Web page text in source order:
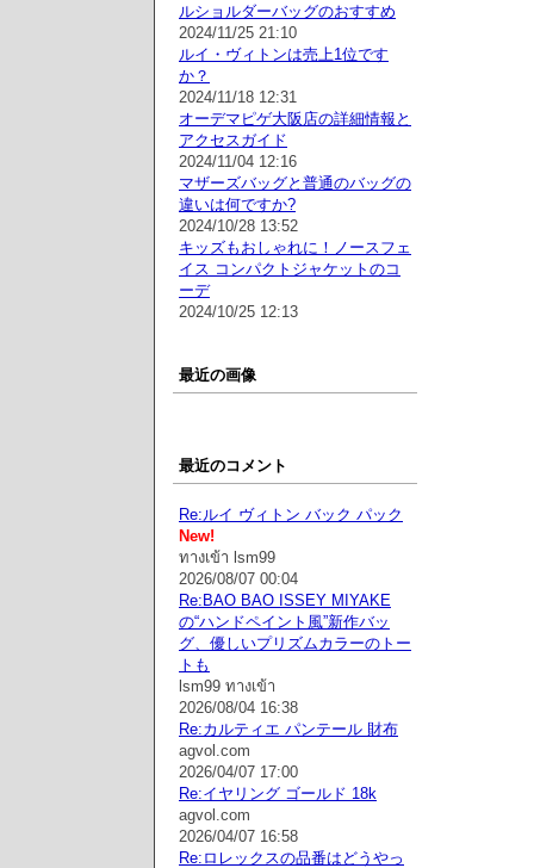
ルショルダーバッグのおすすめ
2024/11/25 21:10
ルイ・ヴィトンは売上1位です
か？
2024/11/18 12:31
オーデマピゲ大阪店の詳細情報と
アクセスガイド
2024/11/04 12:16
マザーズバッグと普通のバッグの
違いは何ですか?
2024/10/28 13:52
キッズもおしゃれに！ノースフェ
イス コンパクトジャケットのコ
ーデ
2024/10/25 12:13
最近の画像
最近のコメント
Re:ルイ ヴィトン バック パック
New!
ทางเข้า lsm99
2026/08/07 00:04
Re:BAO BAO ISSEY MIYAKE
の“ハンドペイント風”新作バッ
グ、優しいプリズムカラーのトー
トも
lsm99 ทางเข้า
2026/08/04 16:38
Re:カルティエ パンテール 財布
agvol.com
2026/04/07 17:00
Re:イヤリング ゴールド 18k
agvol.com
2026/04/07 16:58
Re:ロレックスの品番はどうやっ